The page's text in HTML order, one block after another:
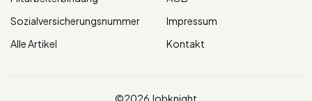
Sozialversicherungsnummer
Alle Artikel
Impressum
Kontakt
©2026 Jobknight